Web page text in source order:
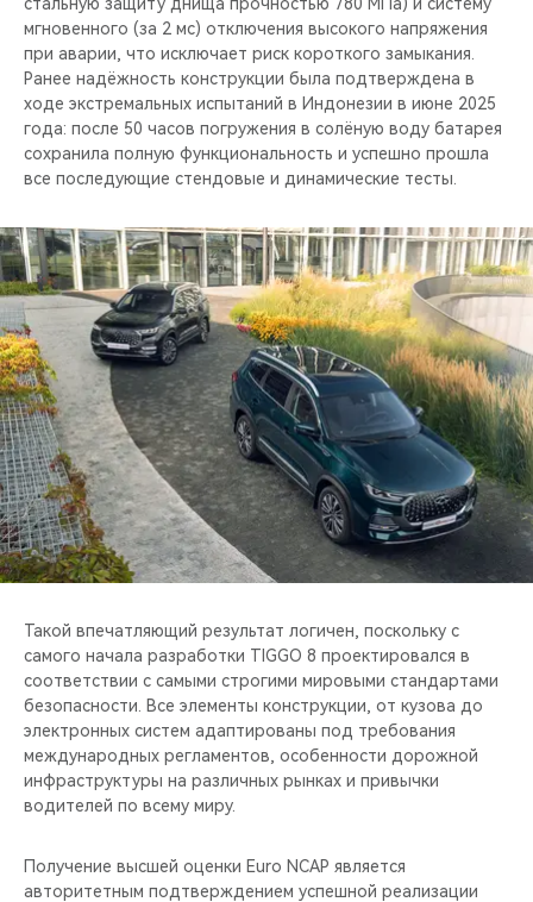
стальную защиту днища прочностью 780 МПа) и систему
мгновенного (за 2 мс) отключения высокого напряжения
при аварии, что исключает риск короткого замыкания.
Ранее надёжность конструкции была подтверждена в
ходе экстремальных испытаний в Индонезии в июне 2025
года: после 50 часов погружения в солёную воду батарея
сохранила полную функциональность и успешно прошла
все последующие стендовые и динамические тесты.
Такой впечатляющий результат логичен, поскольку с
самого начала разработки TIGGO 8 проектировался в
соответствии с самыми строгими мировыми стандартами
безопасности. Все элементы конструкции, от кузова до
электронных систем адаптированы под требования
международных регламентов, особенности дорожной
инфраструктуры на различных рынках и привычки
водителей по всему миру.
Получение высшей оценки Euro NCAP является
авторитетным подтверждением успешной реализации